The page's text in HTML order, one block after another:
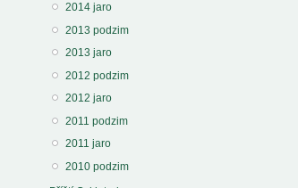
2014 jaro
2013 podzim
2013 jaro
2012 podzim
2012 jaro
2011 podzim
2011 jaro
2010 podzim